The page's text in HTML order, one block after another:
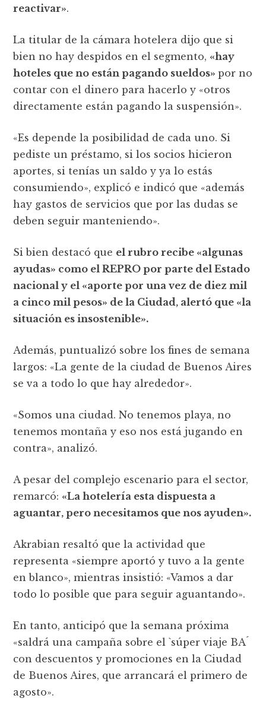
reactivar».
La titular de la cámara hotelera dijo que si
bien no hay despidos en el segmento, «hay
hoteles que no están pagando sueldos»por no
contar con el dinero para hacerlo y «otros
directamente están pagando la suspensión».
«Es depende la posibilidad de cada uno. Si
pediste un préstamo, si los socios hicieron
aportes, si tenías un saldo y ya lo estás
consumiendo», explicó e indicó que «además
hay gastos de servicios que por las dudas se
deben seguir manteniendo».
Si bien destacó que el rubro recibe «algunas
ayudas» como el REPRO por parte del Estado
nacional y el «aporte por una vez de diez mil
a cinco mil pesos» de la Ciudad, alertó que «la
situación es insostenible».
Además, puntualizó sobre los fines de semana
largos: «La gente de la ciudad de Buenos Aires
se va a todo lo que hay alrededor».
«Somos una ciudad. No tenemos playa, no
tenemos montaña y eso nos está jugando en
contra», analizó.
A pesar del complejo escenario para el sector,
remarcó: «La hotelería esta dispuesta a
aguantar, pero necesitamos que nos ayuden».
Akrabian resaltó que la actividad que
representa «siempre aportó y tuvo a la gente
en blanco», mientras insistió: «Vamos a dar
todo lo posible que para seguir aguantando».
En tanto, anticipó que la semana próxima
«saldrá una campaña sobre el `súper viaje BA´
con descuentos y promociones en la Ciudad
de Buenos Aires, que arrancará el primero de
agosto».